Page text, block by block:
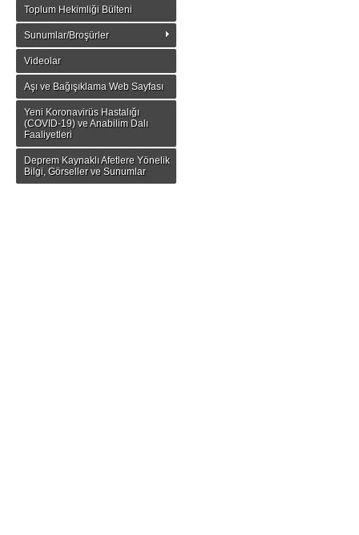
Toplum Hekimliği Bülteni
Sunumlar/Broşürler
Videolar
Aşı ve Bağışıklama Web Sayfası
Yeni Koronavirüs Hastalığı
(COVID-19) ve Anabilim Dalı
Faaliyetleri
Deprem Kaynaklı Afetlere Yönelik
Bilgi, Görseller ve Sunumlar